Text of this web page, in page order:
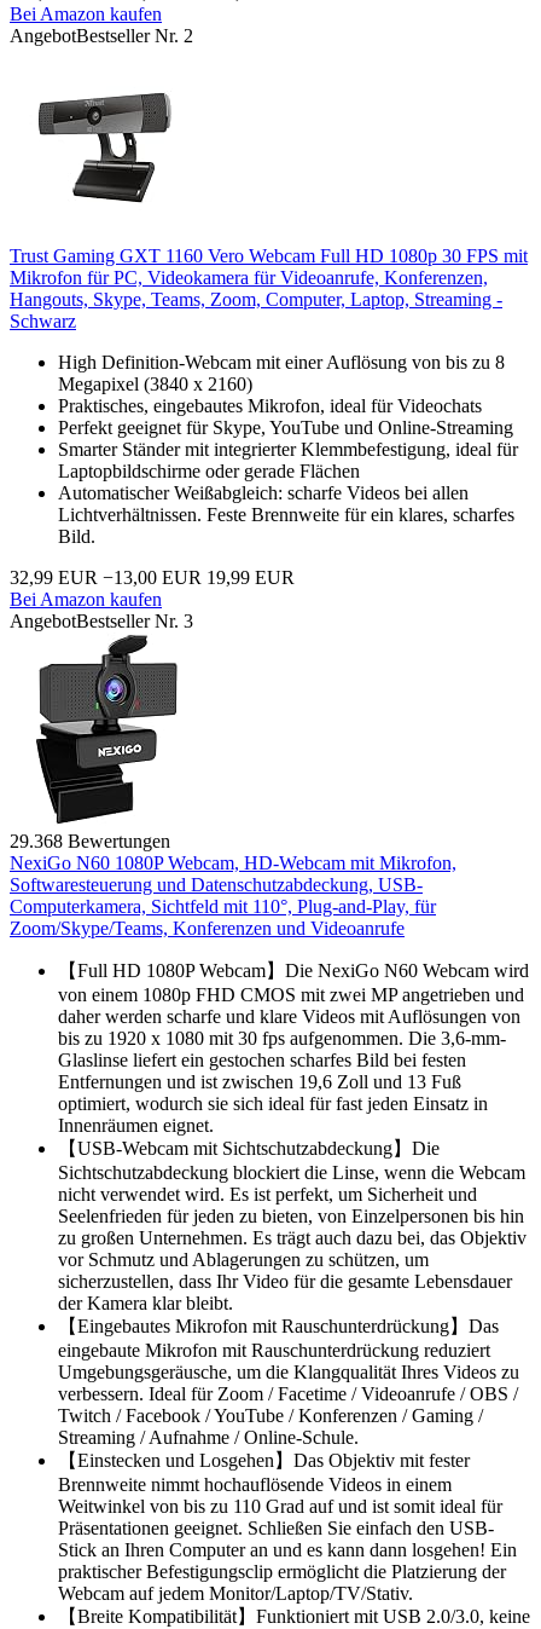
Bei Amazon kaufen
AngebotBestseller Nr. 2
Trust Gaming GXT 1160 Vero Webcam Full HD 1080p 30 FPS mit
Mikrofon für PC, Videokamera für Videoanrufe, Konferenzen,
Hangouts, Skype, Teams, Zoom, Computer, Laptop, Streaming -
Schwarz
High Definition-Webcam mit einer Auflösung von bis zu 8
Megapixel (3840 x 2160)
Praktisches, eingebautes Mikrofon, ideal für Videochats
Perfekt geeignet für Skype, YouTube und Online-Streaming
Smarter Ständer mit integrierter Klemmbefestigung, ideal für
Laptopbildschirme oder gerade Flächen
Automatischer Weißabgleich: scharfe Videos bei allen
Lichtverhältnissen. Feste Brennweite für ein klares, scharfes
Bild.
32,99 EUR −13,00 EUR 19,99 EUR
Bei Amazon kaufen
AngebotBestseller Nr. 3
29.368 Bewertungen
NexiGo N60 1080P Webcam, HD-Webcam mit Mikrofon,
Softwaresteuerung und Datenschutzabdeckung, USB-
Computerkamera, Sichtfeld mit 110°, Plug-and-Play, für
Zoom/Skype/Teams, Konferenzen und Videoanrufe
【Full HD 1080P Webcam】Die NexiGo N60 Webcam wird
von einem 1080p FHD CMOS mit zwei MP angetrieben und
daher werden scharfe und klare Videos mit Auflösungen von
bis zu 1920 x 1080 mit 30 fps aufgenommen. Die 3,6-mm-
Glaslinse liefert ein gestochen scharfes Bild bei festen
Entfernungen und ist zwischen 19,6 Zoll und 13 Fuß
optimiert, wodurch sie sich ideal für fast jeden Einsatz in
Innenräumen eignet.
【USB-Webcam mit Sichtschutzabdeckung】Die
Sichtschutzabdeckung blockiert die Linse, wenn die Webcam
nicht verwendet wird. Es ist perfekt, um Sicherheit und
Seelenfrieden für jeden zu bieten, von Einzelpersonen bis hin
zu großen Unternehmen. Es trägt auch dazu bei, das Objektiv
vor Schmutz und Ablagerungen zu schützen, um
sicherzustellen, dass Ihr Video für die gesamte Lebensdauer
der Kamera klar bleibt.
【Eingebautes Mikrofon mit Rauschunterdrückung】Das
eingebaute Mikrofon mit Rauschunterdrückung reduziert
Umgebungsgeräusche, um die Klangqualität Ihres Videos zu
verbessern. Ideal für Zoom / Facetime / Videoanrufe / OBS /
Twitch / Facebook / YouTube / Konferenzen / Gaming /
Streaming / Aufnahme / Online-Schule.
【Einstecken und Losgehen】Das Objektiv mit fester
Brennweite nimmt hochauflösende Videos in einem
Weitwinkel von bis zu 110 Grad auf und ist somit ideal für
Präsentationen geeignet. Schließen Sie einfach den USB-
Stick an Ihren Computer an und es kann dann losgehen! Ein
praktischer Befestigungsclip ermöglicht die Platzierung der
Webcam auf jedem Monitor/Laptop/TV/Stativ.
【Breite Kompatibilität】Funktioniert mit USB 2.0/3.0, keine